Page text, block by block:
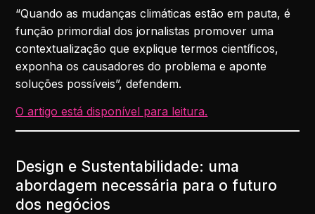
“Quando as mudanças climáticas estão em pauta, é
função primordial dos jornalistas promover uma
contextualização que explique termos científicos,
exponha os causadores do problema e aponte
soluções possíveis”, defendem.
O artigo está disponível para leitura.
Design e Sustentabilidade: uma
abordagem necessária para o futuro
dos negócios